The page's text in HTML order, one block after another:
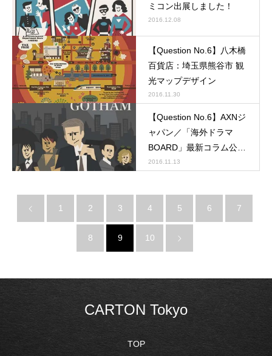
ミコン出展しました！
2016.12.08
【Question No.6】八木橋
百貨店：埼玉県熊谷市 観
光マップデザイン
2016.11.30
【Question No.6】AXNジ
ャパン／「海外ドラマ
BOARD」最新コラム公
開。
2016.11.13
1 2 3 4 5 6 7
8 9 10
CARTON Tokyo
TOP